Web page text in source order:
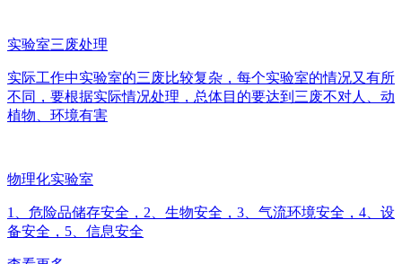
实验室三废处理
实际工作中实验室的三废比较复杂，每个实验室的情况又有所
不同，要根据实际情况处理，总体目的要达到三废不对人、动
植物、环境有害
物理化实验室
1、危险品储存安全，2、生物安全，3、气流环境安全，4、设
备安全，5、信息安全